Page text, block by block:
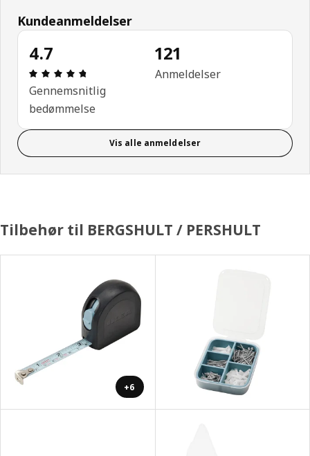
Kundeanmeldelser
4.7
Anmeldelse: 4.7 Ud af 5 Stjerner. Anmeldelser i
Gennemsnitlig
bedømmelse
121
Anmeldelser
Vis alle anmeldelser
Tilbehør til BERGSHULT / PERSHULT
+6